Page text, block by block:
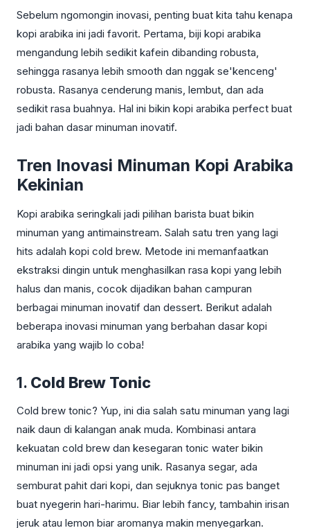
Sebelum ngomongin inovasi, penting buat kita tahu kenapa
kopi arabika ini jadi favorit. Pertama, biji kopi arabika
mengandung lebih sedikit kafein dibanding robusta,
sehingga rasanya lebih smooth dan nggak se'kenceng'
robusta. Rasanya cenderung manis, lembut, dan ada
sedikit rasa buahnya. Hal ini bikin kopi arabika perfect buat
jadi bahan dasar minuman inovatif.
Tren Inovasi Minuman Kopi Arabika
Kekinian
Kopi arabika seringkali jadi pilihan barista buat bikin
minuman yang antimainstream. Salah satu tren yang lagi
hits adalah kopi cold brew. Metode ini memanfaatkan
ekstraksi dingin untuk menghasilkan rasa kopi yang lebih
halus dan manis, cocok dijadikan bahan campuran
berbagai minuman inovatif dan dessert. Berikut adalah
beberapa inovasi minuman yang berbahan dasar kopi
arabika yang wajib lo coba!
1. Cold Brew Tonic
Cold brew tonic? Yup, ini dia salah satu minuman yang lagi
naik daun di kalangan anak muda. Kombinasi antara
kekuatan cold brew dan kesegaran tonic water bikin
minuman ini jadi opsi yang unik. Rasanya segar, ada
semburat pahit dari kopi, dan sejuknya tonic pas banget
buat nyegerin hari-harimu. Biar lebih fancy, tambahin irisan
jeruk atau lemon biar aromanya makin menyegarkan.